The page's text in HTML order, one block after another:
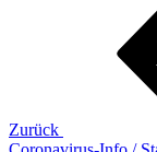
Zurück